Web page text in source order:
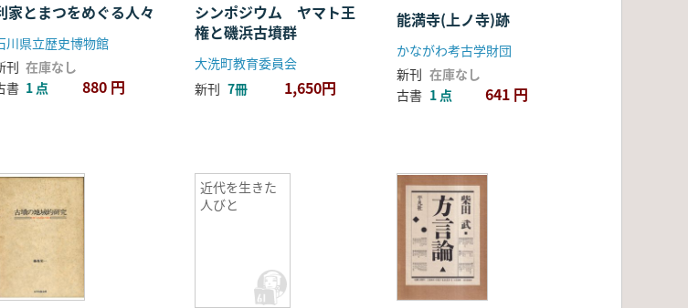
家とまつをめぐる人々
川県立歴史博物館
刊 在庫なし
書 1 点 880 円
シンポジウム ヤマト王
権と磯浜古墳群
大洗町教育委員会
新刊 7冊 1,650円
能満寺(上ノ寺)跡
かながわ考古学財団
新刊 在庫なし
古書 1 点 641 円
近代を生きた
人びと